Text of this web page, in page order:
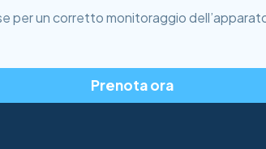
per un corretto monitoraggio
Prenota ora